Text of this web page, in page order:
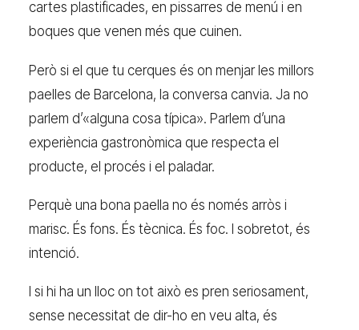
cartes plastificades, en pissarres de menú i en
boques que venen més que cuinen.
Però si el que tu cerques és on menjar les millors
paelles de Barcelona, la conversa canvia. Ja no
parlem d’«alguna cosa típica». Parlem d’una
experiència gastronòmica que respecta el
producte, el procés i el paladar.
Perquè una bona paella no és només arròs i
marisc. És fons. És tècnica. És foc. I sobretot, és
intenció.
I si hi ha un lloc on tot això es pren seriosament,
sense necessitat de dir-ho en veu alta, és